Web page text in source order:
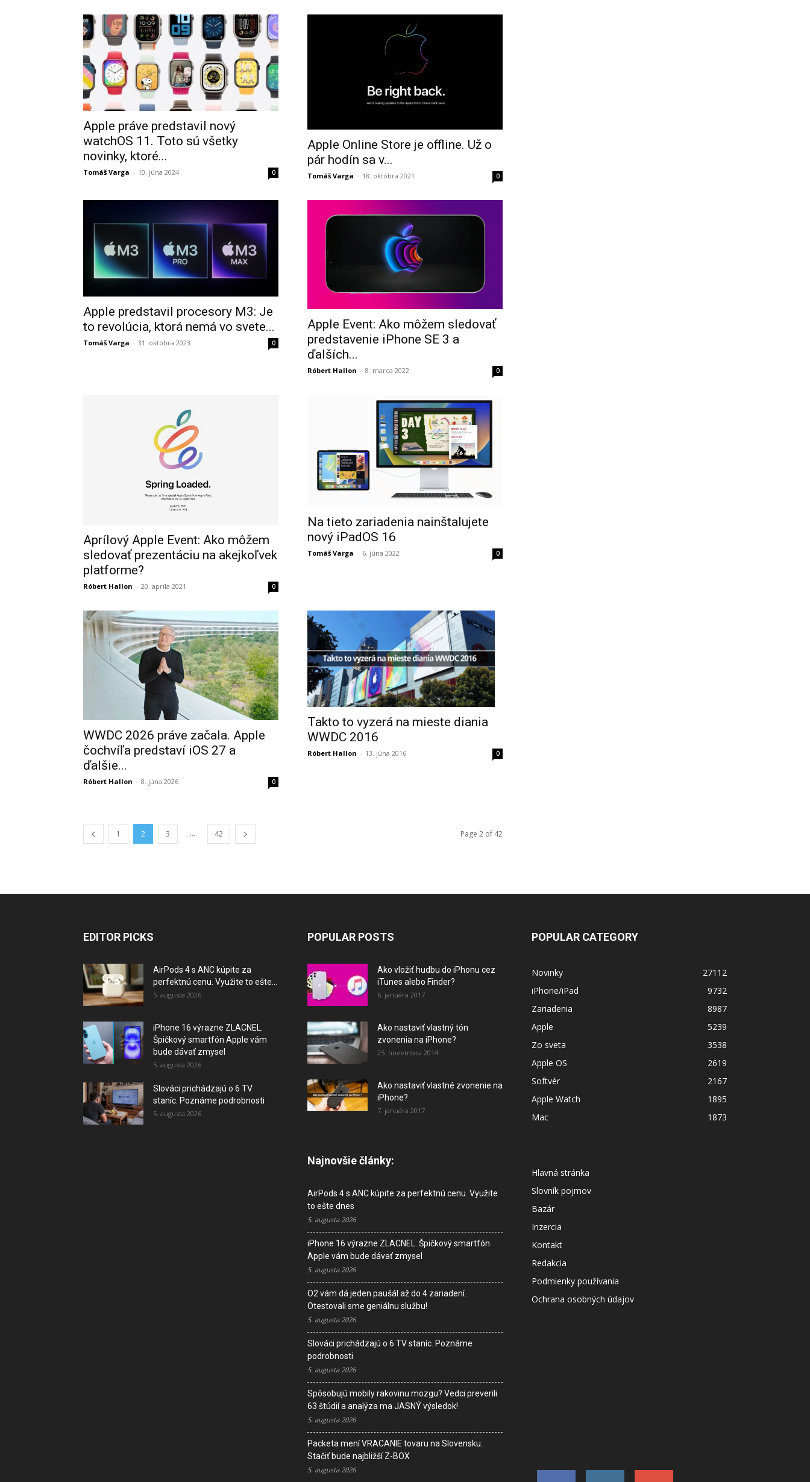
Apple práve predstavil nový
watchOS 11. Toto sú všetky
novinky, ktoré...
Tomáš Varga - 10. júna 2024 0
Apple Online Store je offline. Už o
pár hodín sa v...
Tomáš Varga - 18. októbra 2021 0
Apple predstavil procesory M3: Je
to revolúcia, ktorá nemá vo svete...
Tomáš Varga - 31. októbra 2023 0
Apple Event: Ako môžem sledovať
predstavenie iPhone SE 3 a
ďalších...
Róbert Hallon - 8. marca 2022 0
Aprílový Apple Event: Ako môžem
sledovať prezentáciu na akejkoľvek
platforme?
Róbert Hallon - 20. apríla 2021 0
Na tieto zariadenia nainštalujete
nový iPadOS 16
Tomáš Varga - 6. júna 2022 0
WWDC 2026 práve začala. Apple
čochvíľa predstaví iOS 27 a
ďalšie...
Róbert Hallon - 8. júna 2026 0
Takto to vyzerá na mieste diania
WWDC 2016
Róbert Hallon - 13. júna 2016 0
1 2 3 ... 42 Page 2 of 42
EDITOR PICKS
AirPods 4 s ANC kúpite za
perfektnú cenu. Využite to ešte...
5. augusta 2026
iPhone 16 výrazne ZLACNEL.
Špičkový smartfón Apple vám
bude dávať zmysel
5. augusta 2026
Slováci prichádzajú o 6 TV
staníc. Poznáme podrobnosti
5. augusta 2026
POPULAR POSTS
Ako vložiť hudbu do iPhonu cez
iTunes alebo Finder?
6. januára 2017
Ako nastaviť vlastný tón
zvonenia na iPhone?
25. novembra 2014
Ako nastaviť vlastné zvonenie na
iPhone?
7. januára 2017
Najnovšie články:
AirPods 4 s ANC kúpite za perfektnú cenu. Využite
to ešte dnes
5. augusta 2026
iPhone 16 výrazne ZLACNEL. Špičkový smartfón
Apple vám bude dávať zmysel
5. augusta 2026
O2 vám dá jeden paušál až do 4 zariadení.
Otestovali sme geniálnu službu!
5. augusta 2026
Slováci prichádzajú o 6 TV staníc. Poznáme
podrobnosti
5. augusta 2026
Spôsobujú mobily rakovinu mozgu? Vedci preverili
63 štúdií a analýza ma JASNÝ výsledok!
5. augusta 2026
Packeta mení VRACANIE tovaru na Slovensku.
Stačiť bude najbližší Z-BOX
5. augusta 2026
POPULAR CATEGORY
Novinky
27112
iPhone/iPad
9732
Zariadenia
8987
Apple
5239
Zo sveta
3538
Apple OS
2619
Softvér
2167
Apple Watch
1895
Mac
1873
Hlavná stránka
Slovník pojmov
Bazár
Inzercia
Kontakt
Redakcia
Podmienky používania
Ochrana osobných údajov